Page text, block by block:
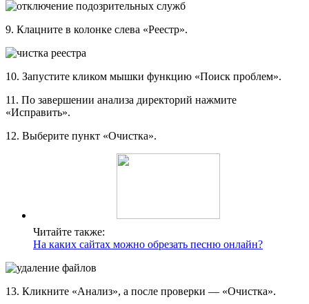
9. Клацните в колонке слева «Реестр».
10. Запустите кликом мышки функцию «Поиск проблем».
11. По завершении анализа директорий нажмите
«Исправить».
12. Выберите пункт «Очистка».
Читайте также:
На каких сайтах можно обрезать песню онлайн?
13. Кликните «Анализ», а после проверки — «Очистка».